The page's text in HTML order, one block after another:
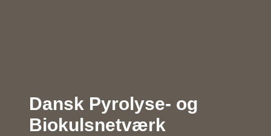
Dansk Pyrolyse- og
Biokulsnetværk